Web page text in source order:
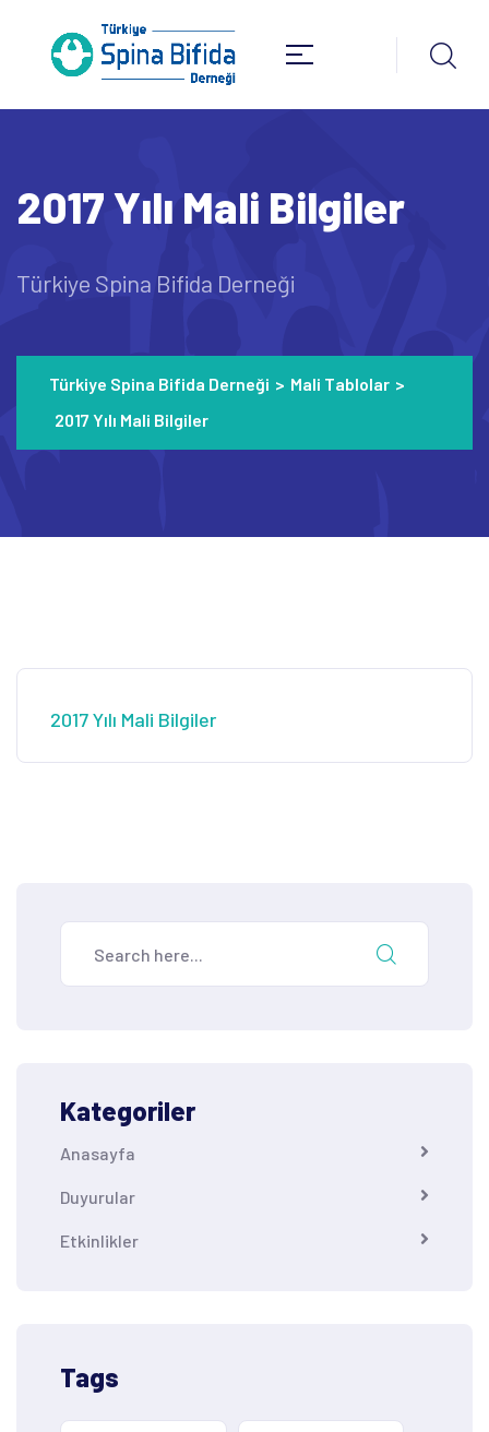
2017 Yılı Mali Bilgiler
Türkiye Spina Bifida Derneği
Türkiye Spina Bifida Derneği > Mali Tablolar >
2017 Yılı Mali Bilgiler
2017 Yılı Mali Bilgiler
Kategoriler
Anasayfa
Duyurular
Etkinlikler
Tags